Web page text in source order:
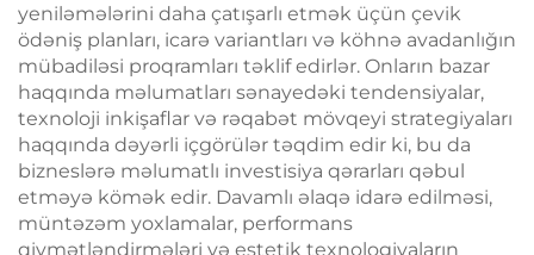
yeniləmələrini daha çatışarlı etmək üçün çevik
ödəniş planları, icarə variantları və köhnə avadanlığın
mübadiləsi proqramları təklif edirlər. Onların bazar
haqqında məlumatları sənayedəki tendensiyalar,
texnoloji inkişaflar və rəqabət mövqeyi strategiyaları
haqqında dəyərli içgörülər təqdim edir ki, bu da
bizneslərə məlumatlı investisiya qərarları qəbul
etməyə kömək edir. Davamlı əlaqə idarə edilməsi,
müntəzəm yoxlamalar, performans
qiymətləndirmələri və estetik texnologiyaların